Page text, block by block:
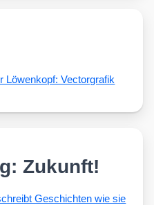
Zukunft!
Geschich­ten wie sie